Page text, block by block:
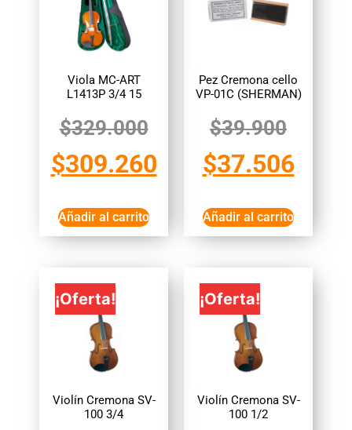
Viola MC-ART
L1413P 3/4 15
$329.000
$309.260
Añadir al carrito
Pez Cremona cello
VP-01C (SHERMAN)
$39.900
$37.506
Añadir al carrito
¡Oferta!
Violín Cremona SV-
100 3/4
¡Oferta!
Violín Cremona SV-
100 1/2